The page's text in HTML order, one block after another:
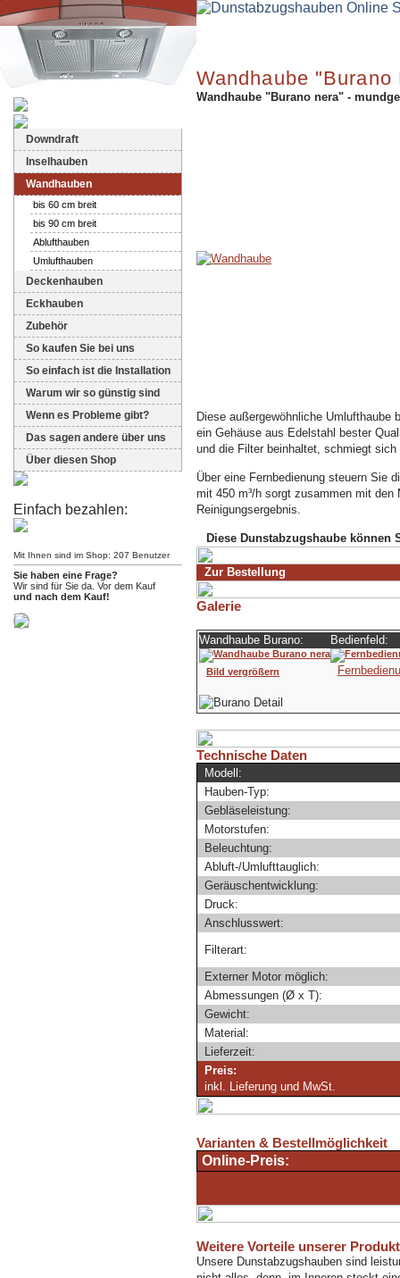
Downdraft
Inselhauben
Wandhauben
bis 60 cm breit
bis 90 cm breit
Ablufthauben
Umlufthauben
Deckenhauben
Eckhauben
Zubehör
So kaufen Sie bei uns
So einfach ist die Installation
Warum wir so günstig sind
Wenn es Probleme gibt?
Das sagen andere über uns
Über diesen Shop
Einfach bezahlen:
Mit Ihnen sind im Shop: 207 Benutzer
Sie haben eine Frage?
Wir sind für Sie da. Vor dem Kauf
und nach dem Kauf!
Wandhaube "Burano
Wandhaube "Burano nera" -
Diese außergewöhnliche
ein Gehäuse aus Edelstahl bester
und die Filter beinhaltet, schmiegt
Über eine Fernbedienung steuern Sie
mit 450 m³/h sorgt zusammen mit
Reinigungsergebnis.
Diese Dunstabzugshaube können
Zur Bestellung
Galerie
Wandhaube Burano: Bedienfeld:
Bild vergrößern
Technische Daten
Modell:
Hauben-Typ:
Gebläseleistung:
Motorstufen:
Beleuchtung:
Abluft-/Umlufttauglich:
Geräuschentwicklung:
Druck:
Anschlusswert:
Filterart:
Externer Motor möglich:
Abmessungen (Ø x T):
Gewicht:
Material:
Lieferzeit:
Preis:
inkl. Lieferung und MwSt.
Varianten & Bestellmöglichkeit
Online-Preis:
Weitere Vorteile unserer
Unsere Dunstabzugshauben sind